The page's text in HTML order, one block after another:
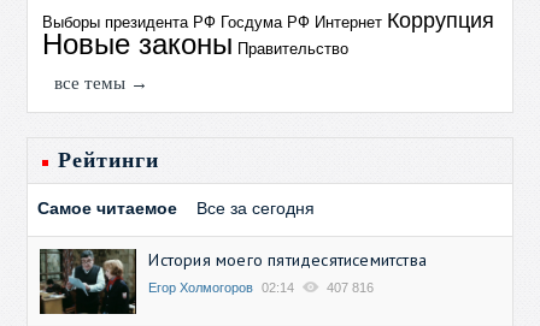
Выборы президента РФ Госдума РФ Интернет Коррупция
Новые законы Правительство
все темы →
Рейтинги
Самое читаемое Все за сегодня
История моего пятидесятисемитства
Егор Холмогоров 02:14 407 816